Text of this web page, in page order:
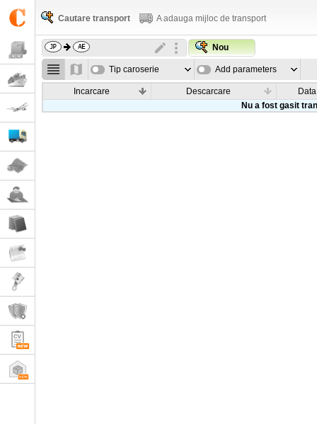
Cautare transport A adauga mijloc de transport
Nou
Tip caroserie Add parameters
Incarcare Descarcare
Data
Nu a fost gasit